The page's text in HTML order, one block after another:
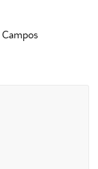
Campos